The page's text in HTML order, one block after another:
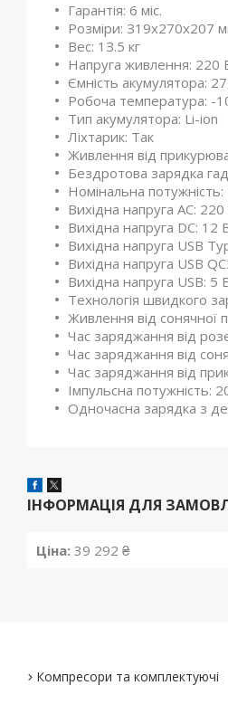
Гарантія: 6 міс.
Розміри: З19x270x207
Bec: 1З.5 кг
Напруга живлення: 220
Ємність акумулятора:
Робоча температура: -
Тип акумулятора: Li-ion
Ліхтарик: Так
Живлення від
Бездротова зарядка
Номінальна
Вихідна напруга AC: 220
Вихідна напруга DC: 12
Вихідна напруга USB
Вихідна напруга USB
Вихідна напруга USB: 5
Технологія швидкого
Живлення від сонячної
Час заряджання від
Час заряджання від
Час заряджання від
Імпульсна потужність:
Одночасна зарядка з
ІНФОРМАЦІЯ ДЛЯ
Ціна: 39 292 ₴
Компресори та комплектуючі